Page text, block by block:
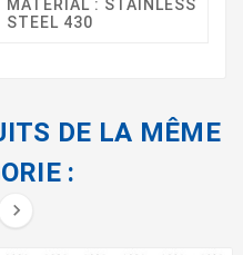
MATERIAL : STAINLESS
STEEL 430
DE LA MÊME
:
